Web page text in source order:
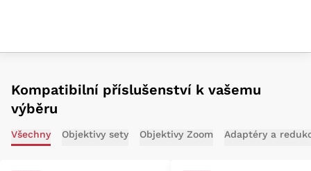
Kompatibilní příslušenství k vašemu
výběru
Všechny Objektivy sety Objektivy Zoom Adaptéry a